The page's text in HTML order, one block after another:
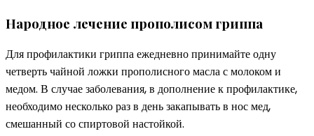
Народное лечение прополисом гриппа
Для профилактики гриппа ежедневно принимайте одну
четверть чайной ложки прополисного масла с молоком и
медом. В случае заболевания, в дополнение к профилактике,
необходимо несколько раз в день закапывать в нос мед,
смешанный со спиртовой настойкой.